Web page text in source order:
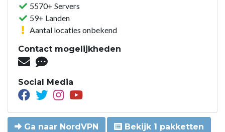
5570+ Servers
59+ Landen
Aantal locaties onbekend
Contact mogelijkheden
Social Media
Ga naar NordVPN Bekijk 1 pakketten